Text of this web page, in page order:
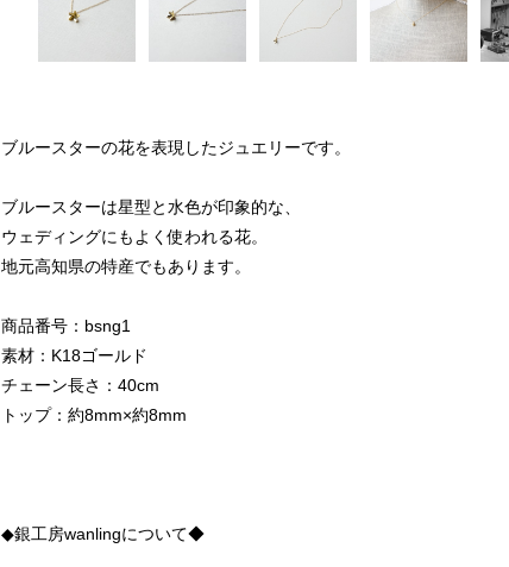
ブルースターの花を表現したジュエリーです。
ブルースターは星型と水色が印象的な、
ウェディングにもよく使われる花。
地元高知県の特産でもあります。
商品番号：bsng1
素材：K18ゴールド
チェーン長さ：40cm
トップ：約8mm×約8mm
◆銀工房wanlingについて◆